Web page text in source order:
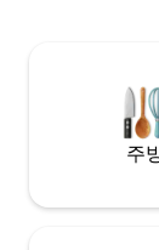
주방과 조리 도
슈퍼마켓이나
점에서 쇼핑하
세요. 그런 '히
상을 제공해 드립니다. ◆ 접근
이케부쿠로선
주